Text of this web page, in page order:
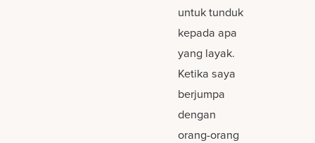
untuk tunduk
kepada apa
yang layak.
Ketika saya
berjumpa
dengan
orang-orang